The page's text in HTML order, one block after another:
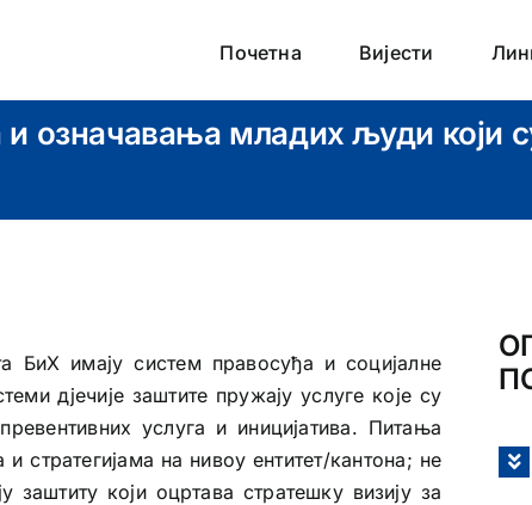
Почетна Вијести
означавања младих људи који
имају систем правосуђа и социјалне
дјечије заштите пружају услуге које су
услуга и иницијатива. Питања
стратегијама на нивоу ентитет/кантона; не
заштиту који оцртава стратешку визију за